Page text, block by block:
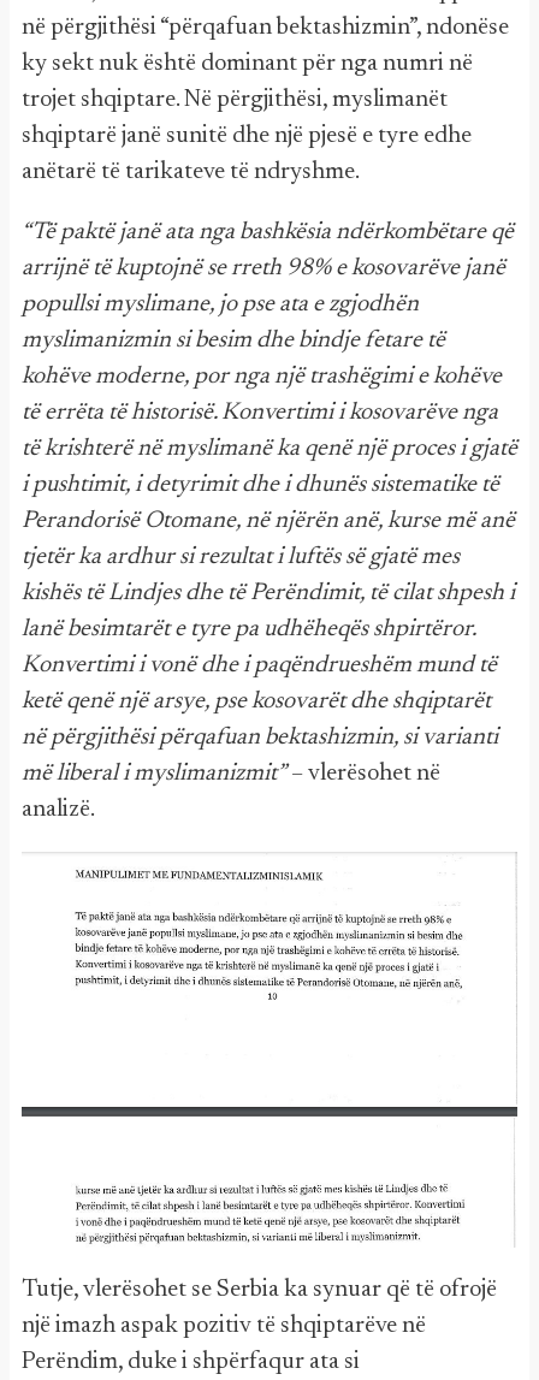
në përgjithësi “përqafuan bektashizmin”, ndonëse
ky sekt nuk është dominant për nga numri në
trojet shqiptare. Në përgjithësi, myslimanët
shqiptarë janë sunitë dhe një pjesë e tyre edhe
anëtarë të tarikateve të ndryshme.
“Të paktë janë ata nga bashkësia ndërkombëtare që
arrijnë të kuptojnë se rreth 98% e kosovarëve janë
popullsi myslimane, jo pse ata e zgjodhën
myslimanizmin si besim dhe bindje fetare të
kohëve moderne, por nga një trashëgimi e kohëve
të errëta të historisë. Konvertimi i kosovarëve nga
të krishterë në myslimanë ka qenë një proces i gjatë
i pushtimit, i detyrimit dhe i dhunës sistematike të
Perandorisë Otomane, në njërën anë, kurse më anë
tjetër ka ardhur si rezultat i luftës së gjatë mes
kishës të Lindjes dhe të Perëndimit, të cilat shpesh i
lanë besimtarët e tyre pa udhëheqës shpirtëror.
Konvertimi i vonë dhe i paqëndrueshëm mund të
ketë qenë një arsye, pse kosovarët dhe shqiptarët
në përgjithësi përqafuan bektashizmin, si varianti
më liberal i myslimanizmit”– vlerësohet në
analizë.
Tutje, vlerësohet se Serbia ka synuar që të ofrojë
një imazh aspak pozitiv të shqiptarëve në
Perëndim, duke i shpërfaqur ata si